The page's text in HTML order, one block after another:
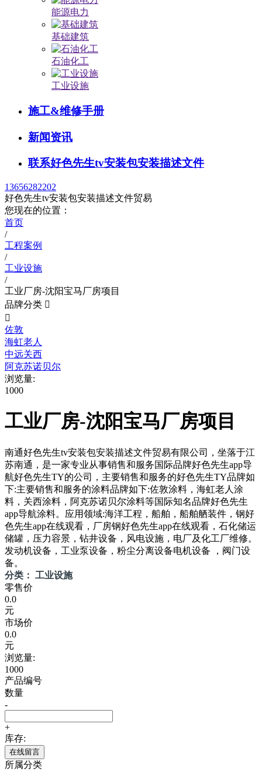
能源电力
基础建筑
石油化工
工业设施
施工&维修手册
新闻资讯
联系好色先生tv安装包安装描述文件
13656282202
好色先生tv安装包安装描述文件贸易
您现在的位置：
首页
/
工程案例
/
工业设施
/
工业厂房-沈阳宝马厂房项目
品牌分类 

佐敦
海虹老人
中远关西
阿克苏诺贝尔
浏览量:
1000
工业厂房-沈阳宝马厂房项目
南通好色先生tv安装包安装描述文件贸易有限公司，坐落于江
苏南通，是一家专业从事销售和服务国际品牌好色先生app导
航好色先生TY的公司，主要销售和服务的好色先生TY品牌如
下:主要销售和服务的涂料品牌如下:佐敦涂料，海虹老人涂
料，关西涂料，阿克苏诺贝尔涂料等国际知名品牌好色先生
app导航涂料。应用领域:海洋工程，船舶，船舶舾装件，钢好
色先生app在线观看，厂房钢好色先生app在线观看，石化储运
储罐，压力容景，钻井设备，风电设施，电厂及化工厂维修。
发动机设备，工业泵设备，粉尘分离设备电机设备 ，阀门设
备。
分类： 工业设施
零售价
0.0
元
市场价
0.0
元
浏览量:
1000
产品编号
数量
-
+
库存:
在线留言
所属分类